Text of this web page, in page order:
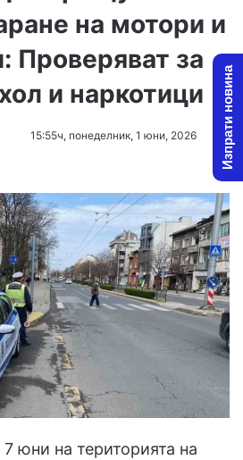
на мотори и
Проверяват за
и наркотици
Send15:55ч, понеделник, 1 юни, 2026
юни на територията на
Изпрати новина